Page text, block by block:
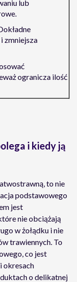
lub
zmniejsza
ogranicza ilość
i kiedy ją
to nie
podstawowego
jest
nie obciążają
w żołądku i nie
trawiennych. To
co jest
okresach
o delikatnej